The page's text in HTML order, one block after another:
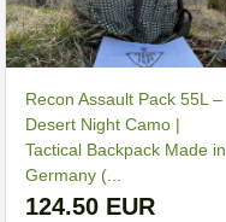
Recon Assault Pack 55L –
Desert Night Camo |
Tactical Backpack Made in
Germany (...
124.50 EUR